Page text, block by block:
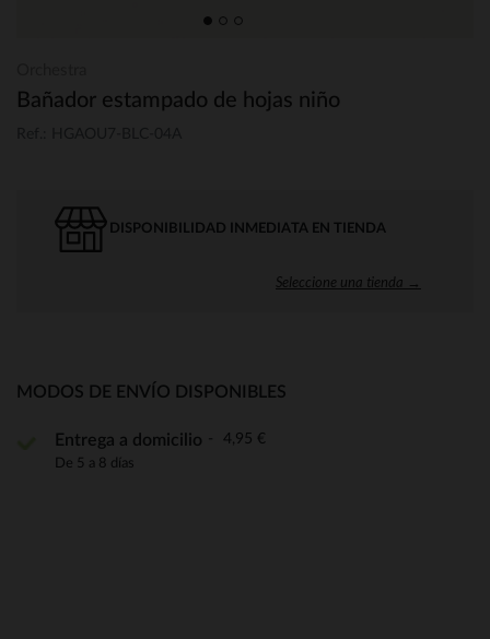
Bañador estampado de hojas niño
DISPONIBILIDAD INMEDIATA EN TIENDA
Seleccione una tienda →
MODOS DE ENVÍO DISPONIBLES
Entrega a domicilio 4,95 €
De 5 a 8 días